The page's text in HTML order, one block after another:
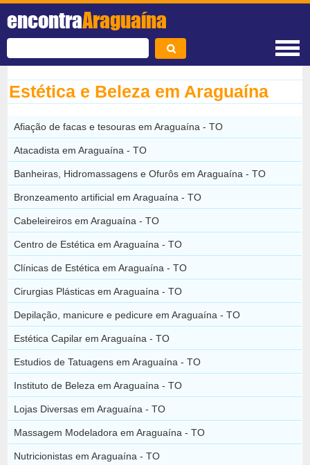
encontraAraguaína
Estética e Beleza em Araguaína
Afiação de facas e tesouras em Araguaína - TO
Atacadista em Araguaína - TO
Banheiras, Hidromassagens e Ofurôs em Araguaína - TO
Bronzeamento artificial em Araguaína - TO
Cabeleireiros em Araguaína - TO
Centro de Estética em Araguaína - TO
Clínicas de Estética em Araguaína - TO
Cirurgias Plásticas em Araguaína - TO
Depilação, manicure e pedicure em Araguaína - TO
Estética Capilar em Araguaína - TO
Estudios de Tatuagens em Araguaína - TO
Instituto de Beleza em Araguaína - TO
Lojas Diversas em Araguaína - TO
Massagem Modeladora em Araguaína - TO
Nutricionistas em Araguaína - TO